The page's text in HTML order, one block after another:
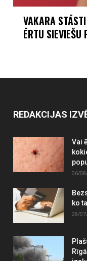
VAKARA
ĒRTU SIEVIEŠU
REDAKCIJAS
Vai
06/
ko
28/